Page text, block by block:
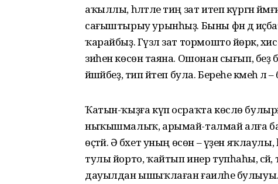
аҡыллы, һәләтле тиң зат итеп күргән
сағыштырыу урынһыҙ. Быны фән дә
ҡарайбыҙ. Гүзәл зат тормошто йөрәк,
зиһен көсөнә таяна. Ошонан сығып,
йәшәйбеҙ, тип әйтеп була. Береһе кәмеһә лә
Ҡатын-ҡыҙға күп осраҡта көслө
ныҡышмалыҡ, арымай-талмай алға
өҫтәй. Ә бәхет уның өсөн – үҙен
тулы йорто, ҡайтып инер тупһаһы,
дауылдан ышыҡлаған ғаиләһе булыуы.